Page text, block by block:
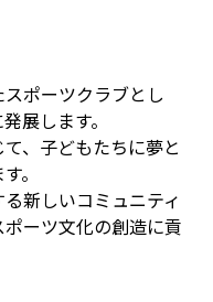
ポーツクラブとし
展します。
、子どもたちに夢と
。
新しいコミュニティ
ーツ文化の創造に貢